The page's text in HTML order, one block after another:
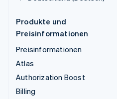
Produkte und
Preisinformationen
Preisinformationen
Atlas
Authorization Boost
Billing